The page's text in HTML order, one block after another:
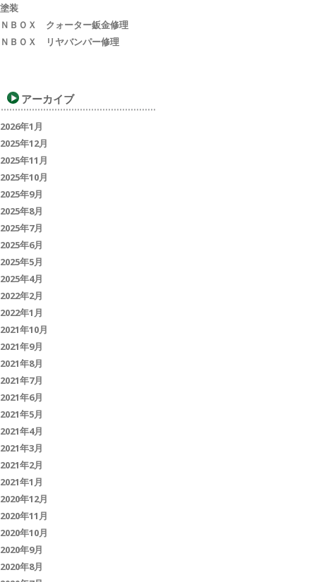
塗装
ＮＢＯＸ クォーター鈑金修理
ＮＢＯＸ リヤバンパー修理
アーカイブ
2026年1月
2025年12月
2025年11月
2025年10月
2025年9月
2025年8月
2025年7月
2025年6月
2025年5月
2025年4月
2022年2月
2022年1月
2021年10月
2021年9月
2021年8月
2021年7月
2021年6月
2021年5月
2021年4月
2021年3月
2021年2月
2021年1月
2020年12月
2020年11月
2020年10月
2020年9月
2020年8月